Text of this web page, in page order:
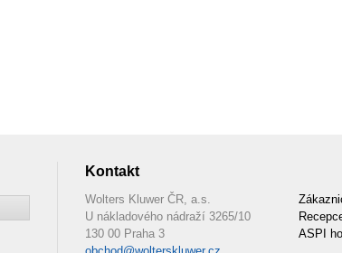
Kontakt
Wolters Kluwer ČR, a.s.
U nákladového nádraží 3265/10
130 00 Praha 3
ASPI